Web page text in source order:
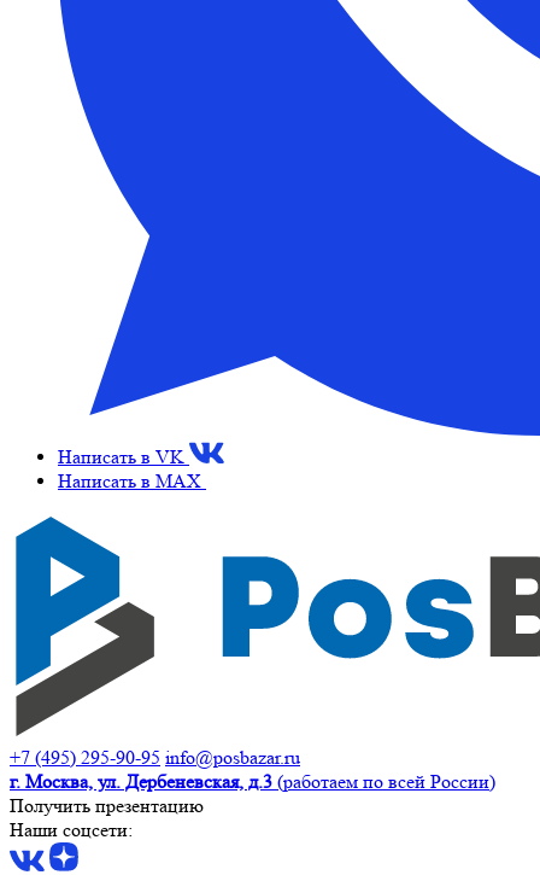
Написать в VK
Написать в MAX
+7 (495) 295-90-95 info@posbazar.ru
г. Москва, ул. Дербеневская, д.3 (работаем по всей России)
Получить презентацию
Наши соцсети: